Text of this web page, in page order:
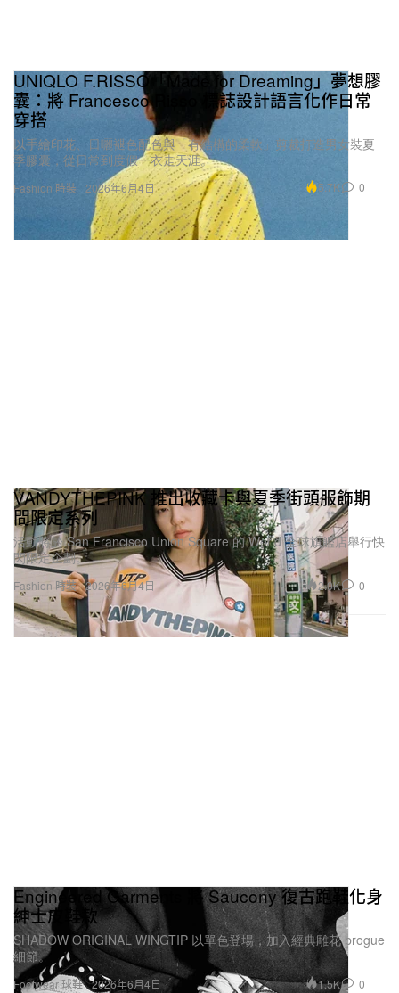
Fashion 時裝
UNIQLO F.RISSO「Made for Dreaming」夢想膠
囊：將 Francesco Risso 標誌設計語言化作日常
穿搭
以手繪印花、日曬褪色配色與「有結構的柔軟」剪裁打造男女裝夏
季膠囊，從日常到度假一衣走天涯。
2026年6月4日 5.7K 0
Fashion 時裝
VANDYTHEPINK 推出收藏卡與夏季街頭服飾期
間限定系列
活動將於 San Francisco Union Square 的 World 全球旗艦店舉行快
閃限定企劃。
2026年6月4日 2.0K 0
Footwear 球鞋
Engineered Garments 將 Saucony 復古跑鞋化身
紳士皮鞋款
SHADOW ORIGINAL WINGTIP 以單色登場，加入經典雕花 brogue
細節。
2026年6月4日 1.5K 0